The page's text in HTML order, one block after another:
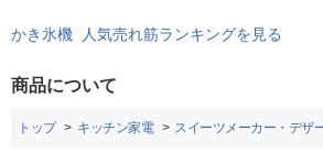
かき氷機 人気売れ筋ランキングを見る
商品について
トップ キッチン家電 スイーツメーカー・デザ